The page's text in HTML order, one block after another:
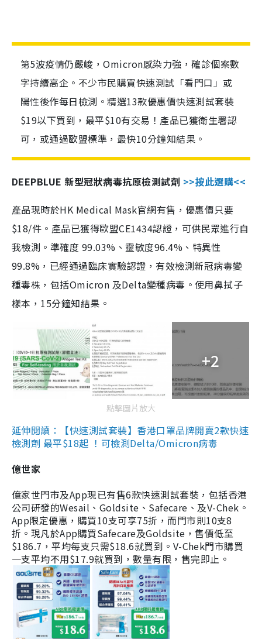
第5波疫情仍嚴峻，Omicron感染力強，確診個案數
字持續高企。不少市民購買快速測試「看門口」或
陽性後作每日檢測。精選13款優惠價快速測試套裝
$19以下買到，最平$10有交易！產品已獲衛生署認
可，或通過歐盟標準，最快10分鐘知結果。
DEEPBLUE 新型冠狀病毒抗原檢測試劑 >>按此選購<<
產品現時於HK Medical Mask官網有售，優惠價只要
$18/件。產品已獲得歐盟CE1434認證，可供民眾進行自
我檢測。準確度 99.03%、靈敏度96.4%、特異性
99.8%，已經通過臨床實驗認證，有效檢測新冠病毒變
種毒株，包括Omicron 及Delta變種病毒。使用鼻拭子
樣本，15分鐘知結果。
+2
點擊圖片放大
延伸閱讀：【快速測試套裝】香港口罩品牌開賣2款快速
檢測劑 最平$18起 ！可檢測Delta/Omicron病毒
億世家
億家世門市及App現已有售6款快速測試套裝，包括香港
公司研發的Wesail、Goldsite、Safecare、及V-Chek。
App限定優惠，購買10支可享75折，而門市則10支8
折。現凡於App購買Safecare及Goldsite，售價低至
$186.7，平均每支只需$18.6就買到。V-Chek門市購買
一支平均不用$17.9就買到，數量有限，售完即止。